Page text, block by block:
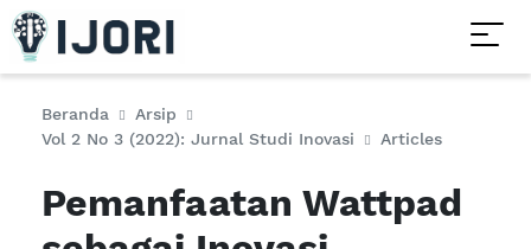
Beranda
Arsip
Vol 2 No 3 (2022): Jurnal Studi Inovasi
Articles
Pemanfaatan Wattpad